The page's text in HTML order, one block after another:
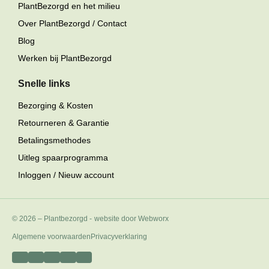
PlantBezorgd en het milieu
Over PlantBezorgd / Contact
Blog
Werken bij PlantBezorgd
Snelle links
Bezorging & Kosten
Retourneren & Garantie
Betalingsmethodes
Uitleg spaarprogramma
Inloggen / Nieuw account
© 2026 – Plantbezorgd - website door Webworx
Algemene voorwaardenPrivacyverklaring